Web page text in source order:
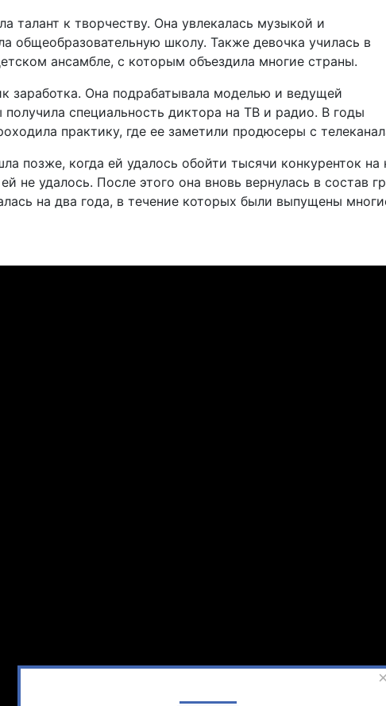
талант к творчеству. Она увлекалась музыкой и
общеобразовательную школу. Также девочка училась в
ансамбле, с которым объездила многие страны.
заработка. Она подрабатывала моделью и ведущей
специальность диктора на ТВ и радио. В годы
практику, где ее заметили продюсеры с
позже, когда ей удалось обойти тысячи конкуренток
не удалось. После этого она вновь вернулась в состав
на два года, в течение которых были выпущены